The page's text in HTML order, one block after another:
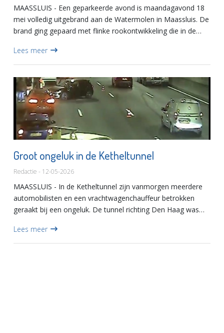
MAASSLUIS - Een geparkeerde avond is maandagavond 18
mei volledig uitgebrand aan de Watermolen in Maassluis. De
brand ging gepaard met flinke rookontwikkeling die in de
plaatse om...
Lees meer
Groot ongeluk in de Ketheltunnel
Redactie - 12-05-2026
MAASSLUIS - In de Ketheltunnel zijn vanmorgen meerdere
automobilisten en een vrachtwagenchauffeur betrokken
geraakt bij een ongeluk. De tunnel richting Den Haag was
vrijgegeve...
Lees meer